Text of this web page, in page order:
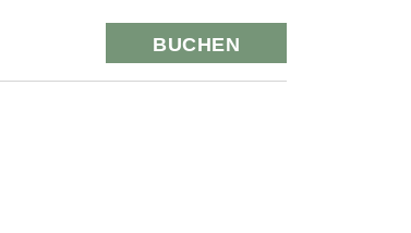
BUCHEN